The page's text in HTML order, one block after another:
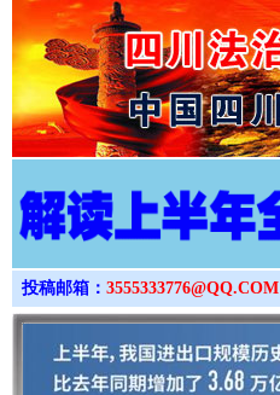
投稿邮箱： 3555333776@QQ.COM